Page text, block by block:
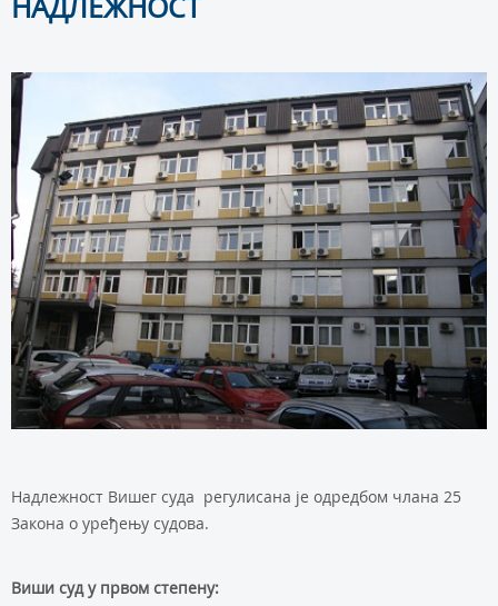
Надлежност Вишег суда регулисана је одредбом члана 25
Закона о уређењу судова.
Виши суд у првом степену: